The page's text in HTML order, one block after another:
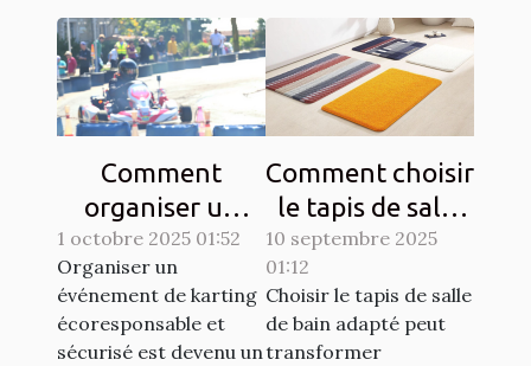
Comment
organiser un
événement de
karting
écoresponsable
et sécurisé?
1 octobre 2025 01:52
Organiser un
événement de karting
écoresponsable et
sécurisé est devenu un
Comment choisir
le tapis de salle
de bain idéal
pour votre
espace ?
10 septembre 2025
01:12
Choisir le tapis de salle
de bain adapté peut
transformer